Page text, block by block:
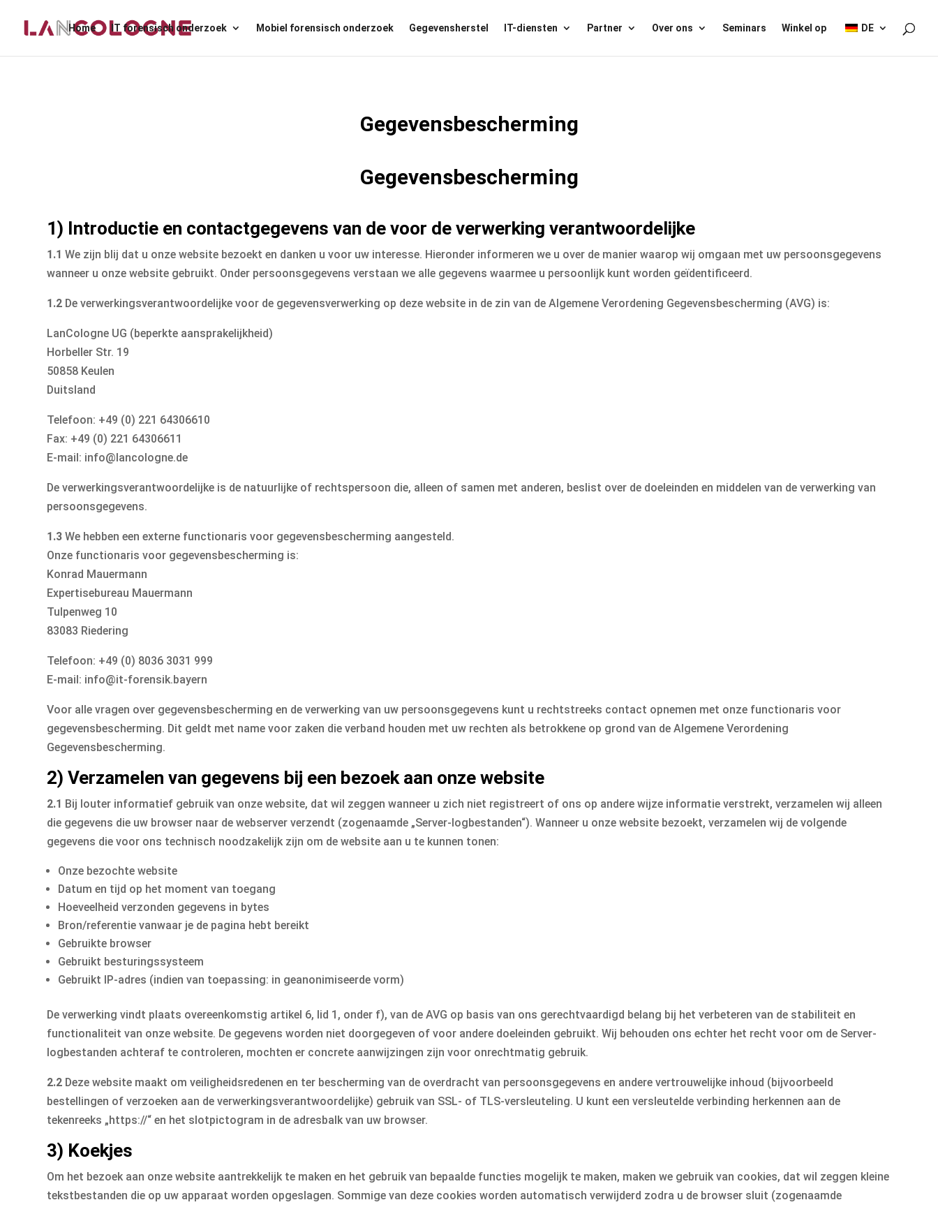
Home IT forensisch onderzoek Mobiel forensisch onderzoek Gegevensherstel IT-diensten Partner Over ons Seminars Winkel op DE
Gegevensbescherming
Gegevensbescherming
1) Introductie en contactgegevens van de voor de verwerking verantwoordelijke
1.1 We zijn blij dat u onze website bezoekt en danken u voor uw interesse. Hieronder informeren we u over de manier waarop wij omgaan met uw persoonsgegevens
wanneer u onze website gebruikt. Onder persoonsgegevens verstaan we alle gegevens waarmee u persoonlijk kunt worden geïdentificeerd.
1.2 De verwerkingsverantwoordelijke voor de gegevensverwerking op deze website in de zin van de Algemene Verordening Gegevensbescherming (AVG) is:
LanCologne UG (beperkte aansprakelijkheid)
Horbeller Str. 19
50858 Keulen
Duitsland
Telefoon: +49 (0) 221 64306610
Fax: +49 (0) 221 64306611
E-mail: info@lancologne.de
De verwerkingsverantwoordelijke is de natuurlijke of rechtspersoon die, alleen of samen met anderen, beslist over de doeleinden en middelen van de verwerking van
persoonsgegevens.
1.3 We hebben een externe functionaris voor gegevensbescherming aangesteld.
Onze functionaris voor gegevensbescherming is:
Konrad Mauermann
Expertisebureau Mauermann
Tulpenweg 10
83083 Riedering
Telefoon: +49 (0) 8036 3031 999
E-mail: info@it-forensik.bayern
Voor alle vragen over gegevensbescherming en de verwerking van uw persoonsgegevens kunt u rechtstreeks contact opnemen met onze functionaris voor
gegevensbescherming. Dit geldt met name voor zaken die verband houden met uw rechten als betrokkene op grond van de Algemene Verordening
Gegevensbescherming.
2) Verzamelen van gegevens bij een bezoek aan onze website
2.1 Bij louter informatief gebruik van onze website, dat wil zeggen wanneer u zich niet registreert of ons op andere wijze informatie verstrekt, verzamelen wij alleen
die gegevens die uw browser naar de webserver verzendt (zogenaamde „Server-logbestanden“). Wanneer u onze website bezoekt, verzamelen wij de volgende
gegevens die voor ons technisch noodzakelijk zijn om de website aan u te kunnen tonen:
Onze bezochte website
Datum en tijd op het moment van toegang
Hoeveelheid verzonden gegevens in bytes
Bron/referentie vanwaar je de pagina hebt bereikt
Gebruikte browser
Gebruikt besturingssysteem
Gebruikt IP-adres (indien van toepassing: in geanonimiseerde vorm)
De verwerking vindt plaats overeenkomstig artikel 6, lid 1, onder f), van de AVG op basis van ons gerechtvaardigd belang bij het verbeteren van de stabiliteit en
functionaliteit van onze website. De gegevens worden niet doorgegeven of voor andere doeleinden gebruikt. Wij behouden ons echter het recht voor om de Server-
logbestanden achteraf te controleren, mochten er concrete aanwijzingen zijn voor onrechtmatig gebruik.
2.2 Deze website maakt om veiligheidsredenen en ter bescherming van de overdracht van persoonsgegevens en andere vertrouwelijke inhoud (bijvoorbeeld
bestellingen of verzoeken aan de verwerkingsverantwoordelijke) gebruik van SSL- of TLS-versleuteling. U kunt een versleutelde verbinding herkennen aan de
tekenreeks „https://“ en het slotpictogram in de adresbalk van uw browser.
3) Koekjes
Om het bezoek aan onze website aantrekkelijk te maken en het gebruik van bepaalde functies mogelijk te maken, maken we gebruik van cookies, dat wil zeggen kleine
tekstbestanden die op uw apparaat worden opgeslagen. Sommige van deze cookies worden automatisch verwijderd zodra u de browser sluit (zogenaamde